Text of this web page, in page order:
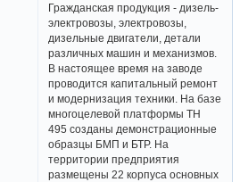
Гражданская продукция - дизель-
электровозы, электровозы,
дизельные двигатели, детали
различных машин и механизмов.
В настоящее время на заводе
проводится капитальный ремонт
и модернизация техники. На базе
многоцелевой платформы ТН
495 созданы демонстрационные
образцы БМП и БТР. На
территории предприятия
размещены 22 корпуса основных